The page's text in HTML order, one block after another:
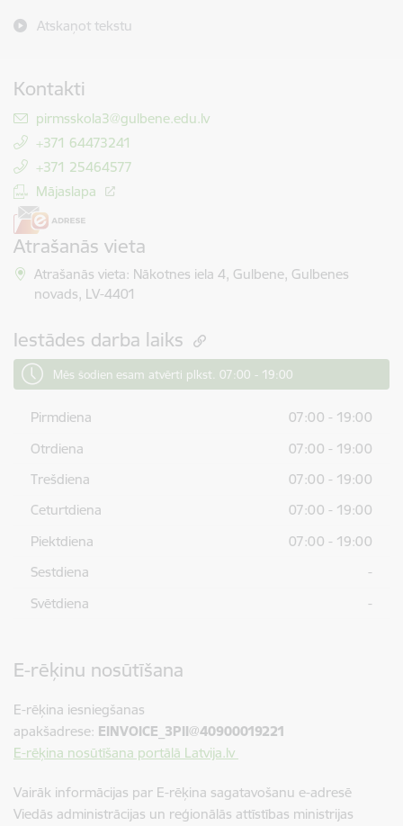
Atskaņot tekstu
Kontakti
E-pasts:
pirmsskola3@gulbene.edu.lv
+371 64473241
+371 25464577
Mājaslapa
Atrašanās vieta
Atrašanās vieta: Nākotnes iela 4, Gulbene, Gulbenes
novads, LV-4401
Iestādes darba laiks
Mēs šodien esam atvērti plkst. 07:00 - 19:00
Pirmdiena
07:00 - 19:00
Otrdiena
07:00 - 19:00
Trešdiena
07:00 - 19:00
Ceturtdiena
07:00 - 19:00
Piektdiena
07:00 - 19:00
Sestdiena
-
Svētdiena
-
E-rēķinu nosūtīšana
E-rēķina iesniegšanas
apakšadrese: EINVOICE_3PII@40900019221
E-rēķina nosūtīšana portālā Latvija.lv
Vairāk informācijas par E-rēķina sagatavošanu e-adresē
Viedās administrācijas un reģionālās attīstības ministrijas